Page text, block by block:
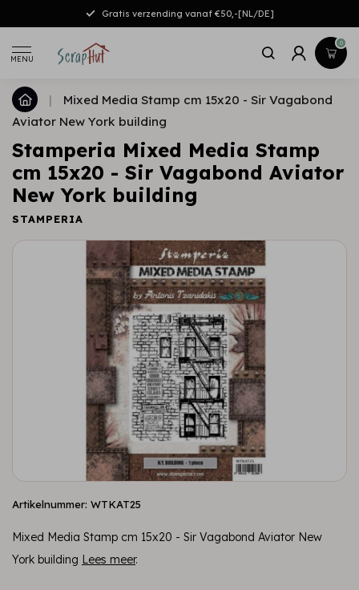
Gratis verzending vanaf €50,-[NL/DE]
MENU
0
|
Mixed Media Stamp cm 15x20 - Sir Vagabond
Aviator New York building
Stamperia Mixed Media Stamp
cm 15x20 - Sir Vagabond Aviator
New York building
STAMPERIA
Artikelnummer: WTKAT25
Mixed Media Stamp cm 15x20 - Sir Vagabond Aviator New
York building Lees meer.